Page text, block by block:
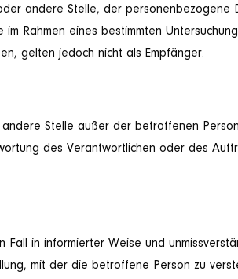
andere Stelle, der
Rahmen eines bestimmten
gelten jedoch nicht als Empfänger.
Stelle außer der betroffenen
des Verantwortlichen oder des
in informierter Weise und
mit der die betroffene Person zu